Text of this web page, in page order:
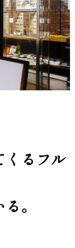
くるフル
。